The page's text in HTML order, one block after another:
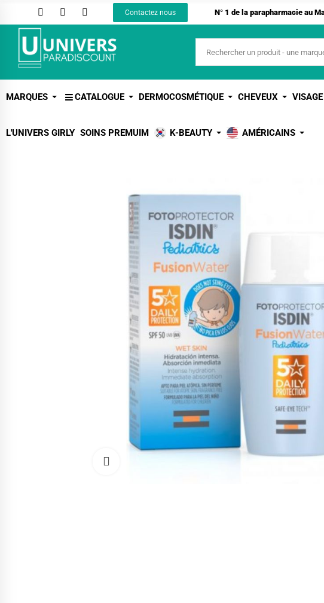
Contactez nous N° 1 de la parapharmacie au
MARQUES CATALOGUE DERMOCOSMÉTIQUE CHEVEUX VISAGE
L'UNIVERS GIRLY SOINS PREMUIM K-BEAUTY AMÉRICAINS